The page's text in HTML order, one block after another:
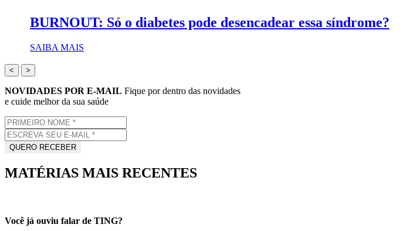
BURNOUT: Só o diabetes pode desencadear essa síndrome?
SAIBA MAIS
< >
NOVIDADES POR E-MAIL Fique por dentro das novidades
e cuide melhor da sua saúde
MATÉRIAS MAIS RECENTES
Você já ouviu falar de TING?